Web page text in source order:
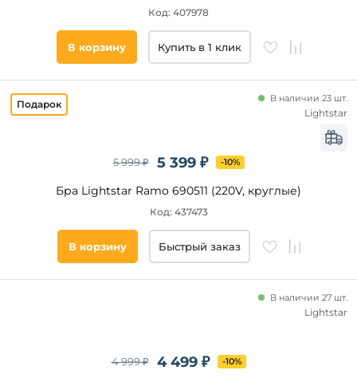
Код: 407978
В корзину Купить в 1 клик
5 399 ₽
5 999 ₽ -10%
Бра Lightstar Ramo 690511 (220V, круглые)
В наличии 23 шт.
Код: 437473
Lightstar
В корзину Быстрый заказ
4 499 ₽
4 999 ₽ -10%
В наличии 27 шт.
Lightstar